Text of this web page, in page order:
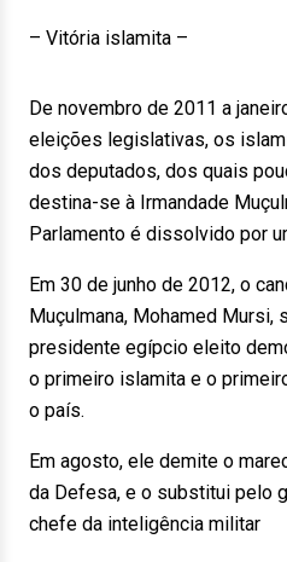
– Vitória islamita –
De novembro de 2011 a
eleições legislativas, os
dos deputados, dos quais
destina-se à Irmandade
Parlamento é dissolvido por
Em 30 de junho de 2012, o
Muçulmana, Mohamed Mursi,
presidente egípcio eleito
o primeiro islamita e o
o país.
Em agosto, ele demite o
da Defesa, e o substitui pelo
chefe da inteligência militar